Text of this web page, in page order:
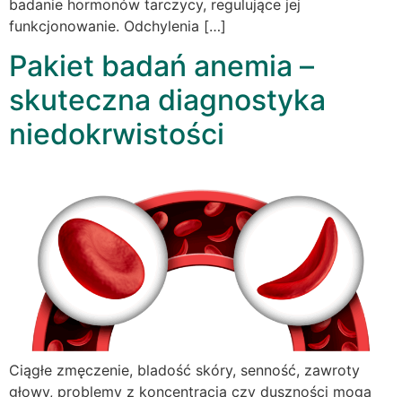
badanie hormonów tarczycy, regulujące jej
funkcjonowanie. Odchylenia […]
Pakiet badań anemia –
skuteczna diagnostyka
niedokrwistości
Ciągłe zmęczenie, bladość skóry, senność, zawroty
głowy, problemy z koncentracją czy duszności mogą